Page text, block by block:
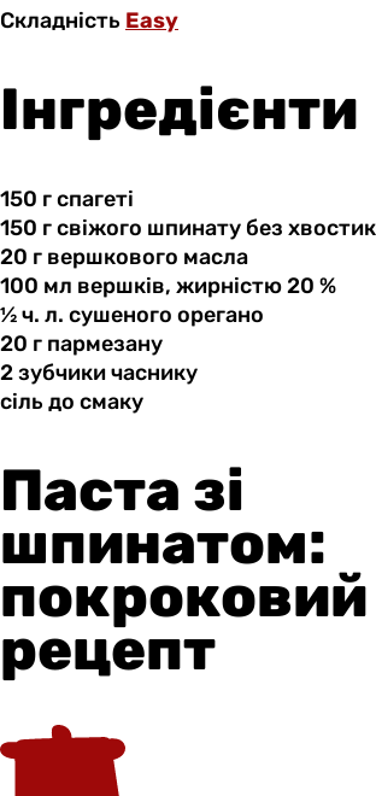
Складність Easy
Інгредієнти
150 гспагеті
150 гсвіжого шпинату без
20 г вершкового масла
100 мл вершків, жирністю 20 %
½ ч. л. сушеного орегано
20 г пармезану
2 зубчикичаснику
сіль до смаку
Паста зі
шпинатом:
покроковий
рецепт